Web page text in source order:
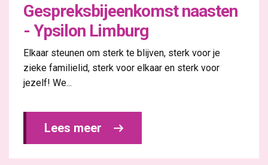
Gespreksbijeenkomst naasten
- Ypsilon Limburg
Elkaar steunen om sterk te blijven, sterk voor je
zieke familielid, sterk voor elkaar en sterk voor
jezelf! We...
Lees meer